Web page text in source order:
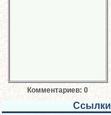
Комментариев: 0
Ссылки